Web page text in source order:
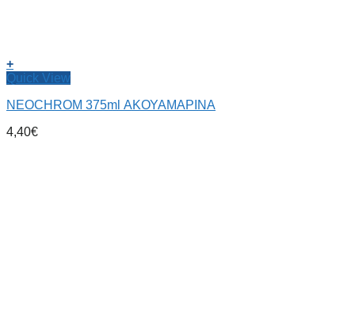
+
Quick View
NEOCHROM 375ml ΑΚΟΥΑΜΑΡΙΝΑ
4,40€